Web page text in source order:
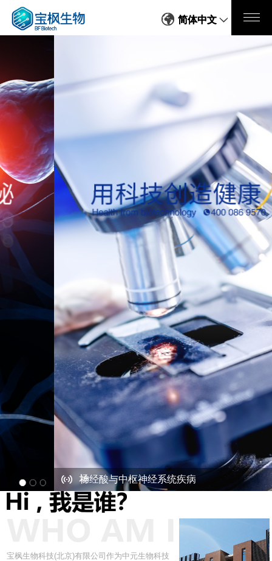
简体中文
简体中文
获美国 SEC 批复生效 中元生物科技控股登陆美国资本市
场
神经酸与中枢神经系统疾病
宝枫生物与多家三甲医院主任进行学术研讨
获美国 SEC 批复生效 中元生物科技控股登陆美国资本市
宝枫生物科技(北京)有限公司作为中元生物科技